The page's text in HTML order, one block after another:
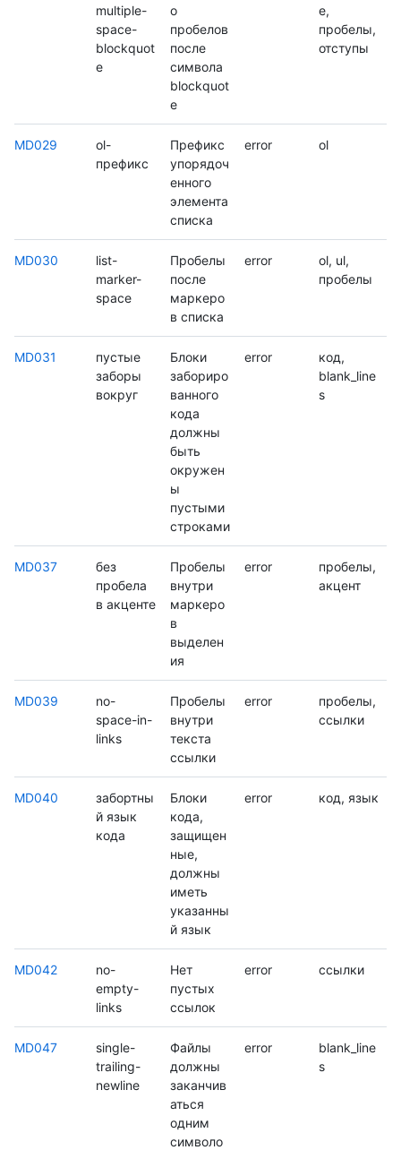
multiple-
space-
blockquot
e
о
пробелов
после
символа
blockquot
e
e,
пробелы,
отступы
MD029
ol-
префикс
Префикс
упорядоч
енного
элемента
списка
error ol
MD030
list-
marker-
space
Пробелы
после
маркеро
в списка
error
ol, ul,
пробелы
MD031
пустые
заборы
вокруг
Блоки
забориро
ванного
кода
должны
быть
окружен
ы
пустыми
строками
error
код,
blank_line
s
MD037
без
пробела
в акценте
Пробелы
внутри
маркеро
в
выделен
ия
error
пробелы,
акцент
MD039
no-
space-in-
links
Пробелы
внутри
текста
ссылки
error
пробелы,
ссылки
MD040
забортны
й язык
кода
Блоки
кода,
защищен
ные,
должны
иметь
указанны
й язык
error код, язык
MD042
no-
empty-
links
Нет
пустых
ссылок
error ссылки
MD047
single-
trailing-
newline
Файлы
должны
заканчив
аться
одним
символо
error
blank_line
s